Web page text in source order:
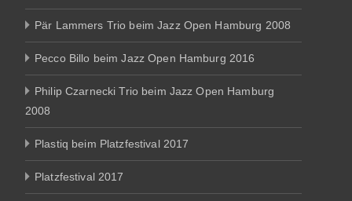
Pär Lammers Trio beim Jazz Open Hamburg 2008
Pecco Billo beim Jazz Open Hamburg 2016
Philip Czarnecki Trio beim Jazz Open Hamburg
2008
Plastiq beim Platzfestival 2017
Platzfestival 2017